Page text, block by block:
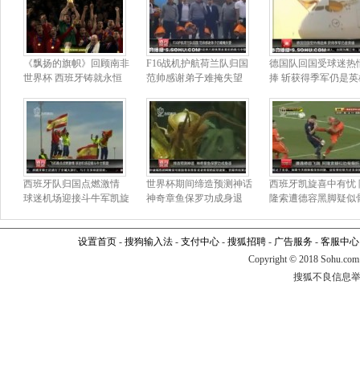
《飘扬的旗帜》回顾南非
世界杯 西班牙铸就永恒
F16战机护航荷兰队归国
范帅感谢弟子难掩失望
德国队回国受球迷热
捧 斩获得季军仍是
西班牙队归国点燃激情
球迷机场迎接斗牛军凯旋
世界杯期间缔造预测神话
神奇章鱼保罗功成身退
西班牙凯旋喜中有忧
隆索遭德容黑脚疑似
设置首页- 搜狗输入法- 支付中心- 搜狐招聘- 广告服务- 客服中心
Copyright © 2018
搜狐不良信息